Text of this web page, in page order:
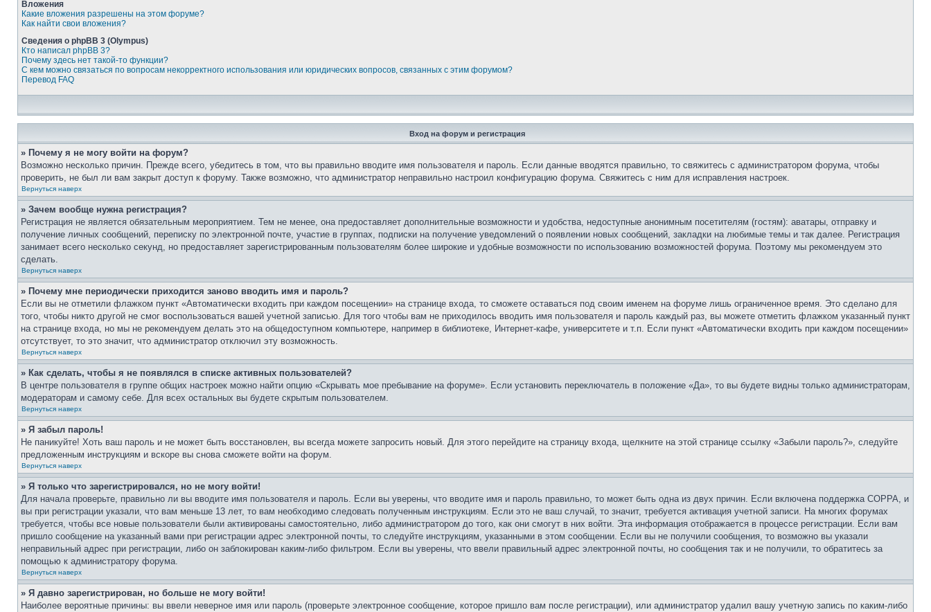
Вложения
Какие вложения разрешены на этом форуме?
Как найти свои вложения?
Сведения о phpBB 3 (Olympus)
Кто написал phpBB 3?
Почему здесь нет такой-то функции?
С кем можно связаться по вопросам некорректного использования или юридических вопросов, связанных с этим форумом?
Перевод FAQ
Вход на форум и регистрация
» Почему я не могу войти на форум?
Возможно несколько причин. Прежде всего, убедитесь в том, что вы правильно вводите имя пользователя и пароль. Если данные вводятся правильно, то свяжитесь с администратором форума, чтобы
проверить, не был ли вам закрыт доступ к форуму. Также возможно, что администратор неправильно настроил конфигурацию форума. Свяжитесь с ним для исправления настроек.
Вернуться наверх
» Зачем вообще нужна регистрация?
Регистрация не является обязательным мероприятием. Тем не менее, она предоставляет дополнительные возможности и удобства, недоступные анонимным посетителям (гостям): аватары, отправку и
получение личных сообщений, переписку по электронной почте, участие в группах, подписки на получение уведомлений о появлении новых сообщений, закладки на любимые темы и так далее. Регистрация
занимает всего несколько секунд, но предоставляет зарегистрированным пользователям более широкие и удобные возможности по использованию возможностей форума. Поэтому мы рекомендуем это
сделать.
Вернуться наверх
» Почему мне периодически приходится заново вводить имя и пароль?
Если вы не отметили флажком пункт «Автоматически входить при каждом посещении» на странице входа, то сможете оставаться под своим именем на форуме лишь ограниченное время. Это сделано для
того, чтобы никто другой не смог воспользоваться вашей учетной записью. Для того чтобы вам не приходилось вводить имя пользователя и пароль каждый раз, вы можете отметить флажком указанный пункт
на странице входа, но мы не рекомендуем делать это на общедоступном компьютере, например в библиотеке, Интернет-кафе, университете и т.п. Если пункт «Автоматически входить при каждом посещении»
отсутствует, то это значит, что администратор отключил эту возможность.
Вернуться наверх
» Как сделать, чтобы я не появлялся в списке активных пользователей?
В центре пользователя в группе общих настроек можно найти опцию «Скрывать мое пребывание на форуме». Если установить переключатель в положение «Да», то вы будете видны только администраторам,
модераторам и самому себе. Для всех остальных вы будете скрытым пользователем.
Вернуться наверх
» Я забыл пароль!
Не паникуйте! Хоть ваш пароль и не может быть восстановлен, вы всегда можете запросить новый. Для этого перейдите на страницу входа, щелкните на этой странице ссылку «Забыли пароль?», следуйте
предложенным инструкциям и вскоре вы снова сможете войти на форум.
Вернуться наверх
» Я только что зарегистрировался, но не могу войти!
Для начала проверьте, правильно ли вы вводите имя пользователя и пароль. Если вы уверены, что вводите имя и пароль правильно, то может быть одна из двух причин. Если включена поддержка COPPA, и
вы при регистрации указали, что вам меньше 13 лет, то вам необходимо следовать полученным инструкциям. Если это не ваш случай, то значит, требуется активация учетной записи. На многих форумах
требуется, чтобы все новые пользователи были активированы самостоятельно, либо администратором до того, как они смогут в них войти. Эта информация отображается в процессе регистрации. Если вам
пришло сообщение на указанный вами при регистрации адрес электронной почты, то следуйте инструкциям, указанными в этом сообщении. Если вы не получили сообщения, то возможно вы указали
неправильный адрес при регистрации, либо он заблокирован каким-либо фильтром. Если вы уверены, что ввели правильный адрес электронной почты, но сообщения так и не получили, то обратитесь за
помощью к администратору форума.
Вернуться наверх
» Я давно зарегистрирован, но больше не могу войти!
Наиболее вероятные причины: вы ввели неверное имя или пароль (проверьте электронное сообщение, которое пришло вам после регистрации), или администратор удалил вашу учетную запись по каким-либо